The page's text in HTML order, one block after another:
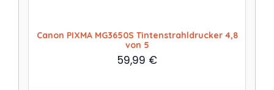
Canon PIXMA MG3650S Tintenstrahldrucker 4,8
von 5
59,99 €